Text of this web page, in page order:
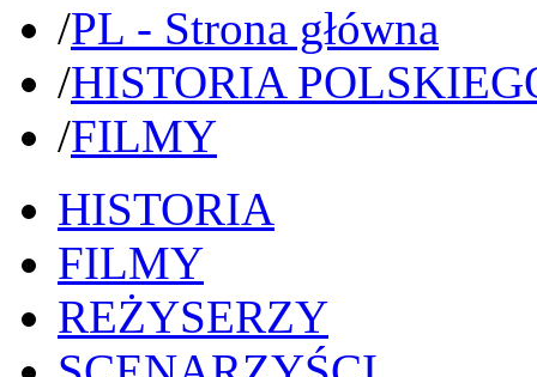
/PL - Strona główna
/HISTORIA
/FILMY
HISTORIA
FILMY
REŻYSERZY